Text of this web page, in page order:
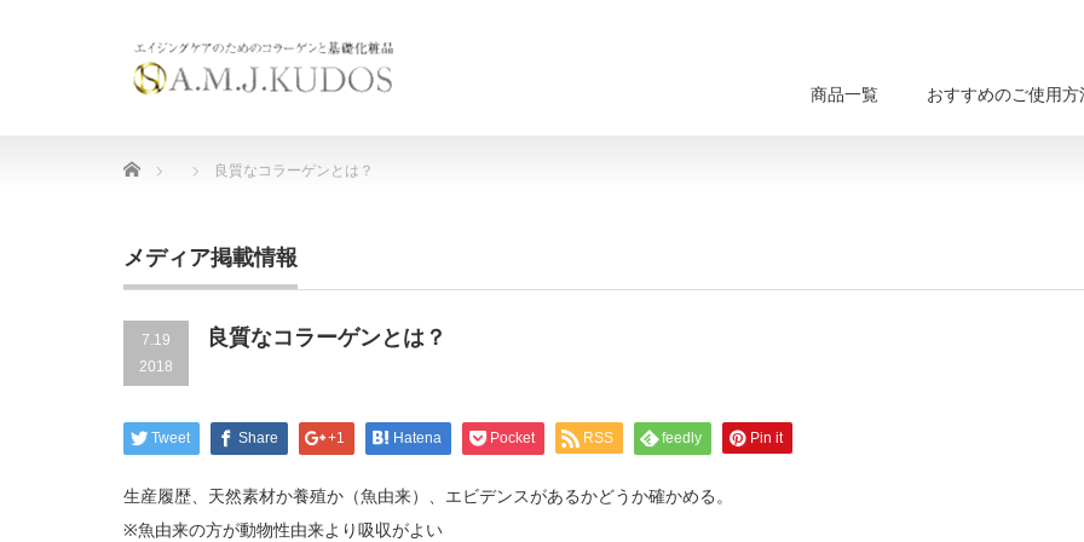
商品一覧 おすすめのご使用方
Home 良質なコラーゲンとは？
メディア掲載情報
7.19
2018
良質なコラーゲンとは？
Tweet Share +1 Hatena Pocket RSS feedly Pin it
生産履歴、天然素材か養殖か（魚由来）、エビデンスがあるかどうか確かめる。
※魚由来の方が動物性由来より吸収がよい